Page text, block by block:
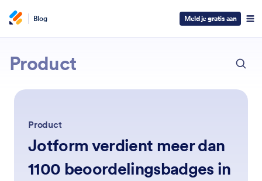
Blog Meld je gratis aan
Jotform
Product
Product
Jotform verdient meer dan
1100 beoordelingsbadges in
ESC